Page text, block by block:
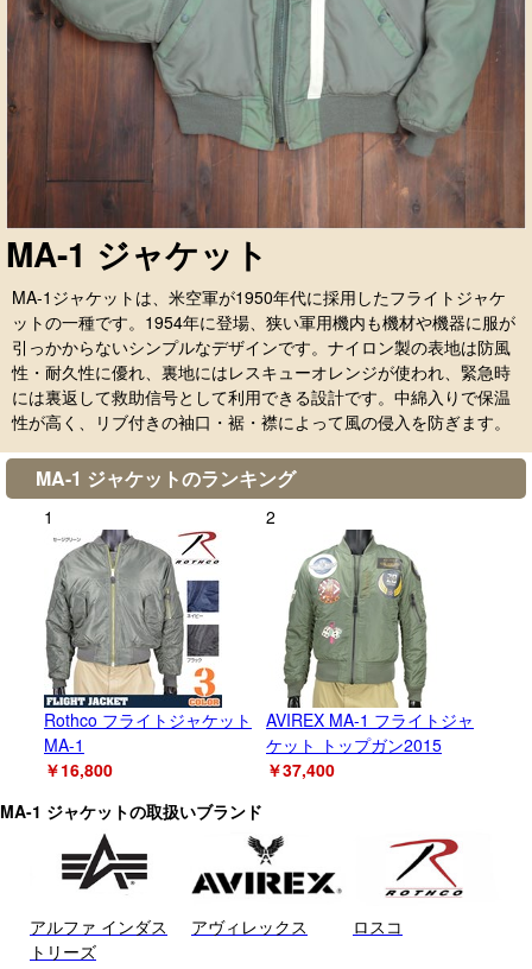
MA-1 ジャケット
MA-1ジャケットは、米空軍が1950年代に採用したフライトジャケ
ットの一種です。1954年に登場、狭い軍用機内も機材や機器に服が
引っかからないシンプルなデザインです。ナイロン製の表地は防風
性・耐久性に優れ、裏地にはレスキューオレンジが使われ、緊急時
には裏返して救助信号として利用できる設計です。中綿入りで保温
性が高く、リブ付きの袖口・裾・襟によって風の侵入を防ぎます。
MA-1 ジャケットのランキング
1
Rothco フライトジャケット
MA-1
￥16,800
2
AVIREX MA-1 フライトジャ
ケット トップガン2015
￥37,400
MA-1 ジャケットの取扱いブランド
アルファ インダス
トリーズ
アヴィレックス ロスコ